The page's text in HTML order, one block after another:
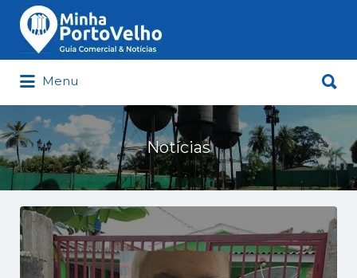
Minha Porto Velho – Seu Guia
Comercial e Notícias de Porto Velho
Buscar
por:
Menu
por:
Notícias